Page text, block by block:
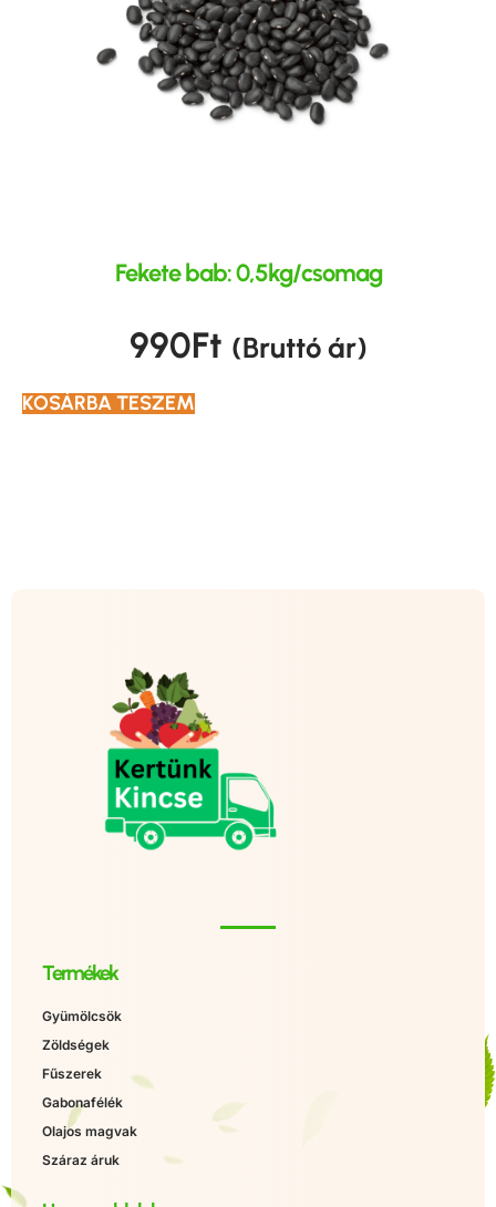
Fekete bab: 0,5kg/csomag
990Ft (Bruttó ár)
KOSÁRBA TESZEM
Termékek
Gyümölcsök
Zöldségek
Fűszerek
Gabonafélék
Olajos magvak
Száraz áruk